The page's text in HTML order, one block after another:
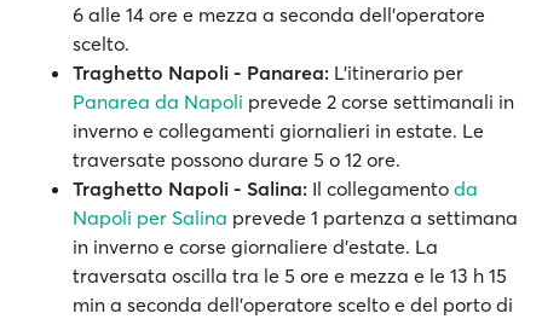
6 alle 14 ore e mezza a seconda dell’operatore
scelto.
Traghetto Napoli - Panarea: L'itinerario per
Panarea da Napoli prevede 2 corse settimanali in
inverno e collegamenti giornalieri in estate. Le
traversate possono durare 5 o 12 ore.
Traghetto Napoli - Salina: Il collegamento da
Napoli per Salina prevede 1 partenza a settimana
in inverno e corse giornaliere d'estate. La
traversata oscilla tra le 5 ore e mezza e le 13 h 15
min a seconda dell’operatore scelto e del porto di